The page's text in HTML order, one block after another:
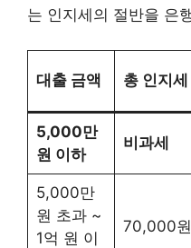
는 인지세의 절반을 은
대출 금액 총 인지세
5,000만
원 이하
비과세
5,000만
원 초과 ~
1억 원 이
70,000원